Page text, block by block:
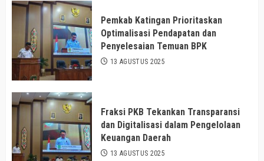
Pemkab Katingan Prioritaskan
Optimalisasi Pendapatan dan
Penyelesaian Temuan BPK
13 AGUSTUS 2025
Fraksi PKB Tekankan Transparansi
dan Digitalisasi dalam Pengelolaan
Keuangan Daerah
13 AGUSTUS 2025